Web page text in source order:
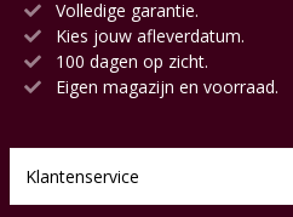
Volledige garantie.
Kies jouw afleverdatum.
100 dagen op zicht.
Eigen magazijn en voorraad.
Klantenservice